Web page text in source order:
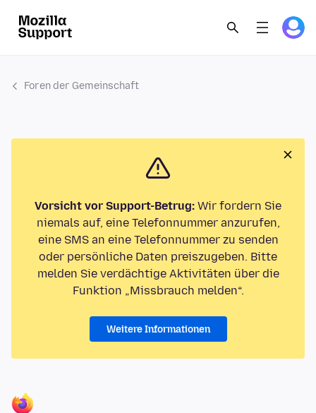
Foren der Gemeinschaft
Vorsicht vor Support-Betrug: Wir fordern Sie
niemals auf, eine Telefonnummer anzurufen,
eine SMS an eine Telefonnummer zu senden
oder persönliche Daten preiszugeben. Bitte
melden Sie verdächtige Aktivitäten über die
Funktion „Missbrauch melden“.
Weitere Informationen